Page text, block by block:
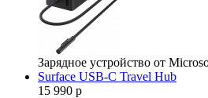
Зарядное устройство от
Surface USB-C Travel Hub
15 990 р